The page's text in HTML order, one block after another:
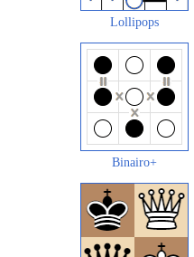
Lollipops
Binairo+